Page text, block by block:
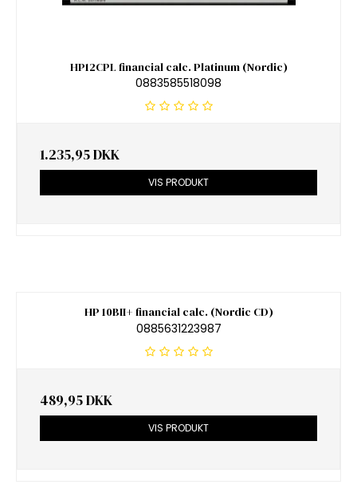
HP12CPL financial calc. Platinum (Nordic)
0883585518098
1.235,95 DKK
VIS PRODUKT
HP 10BII+ financial calc. (Nordic CD)
0885631223987
489,95 DKK
VIS PRODUKT